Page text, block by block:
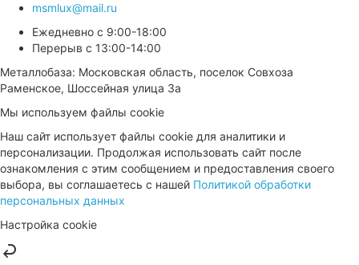
msmlux@mail.ru
Ежедневно с 9:00-18:00
Перерыв с 13:00-14:00
Металлобаза: Московская область, поселок Совхоза
Раменское, Шоссейная улица 3а
Мы используем файлы cookie
Наш сайт использует файлы cookie для аналитики и
персонализации. Продолжая использовать сайт после
ознакомления с этим сообщением и предоставления своего
выбора, вы соглашаетесь с нашей Политикой обработки
персональных данных
Настройка cookie